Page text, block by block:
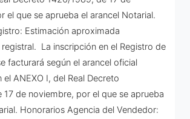
el que se aprueba el arancel Notarial.
Estimación aproximada
La inscripción en el Registro de
facturará según el arancel oficial
ANEXO I, del Real Decreto
17 de noviembre, por el que se aprueba
Honorarios Agencia del Vendedor: